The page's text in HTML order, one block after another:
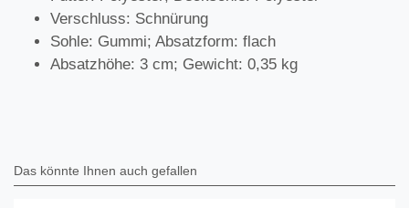
Verschluss: Schnürung
Sohle: Gummi; Absatzform: flach
Absatzhöhe: 3 cm; Gewicht: 0,35 kg
Das könnte Ihnen auch gefallen